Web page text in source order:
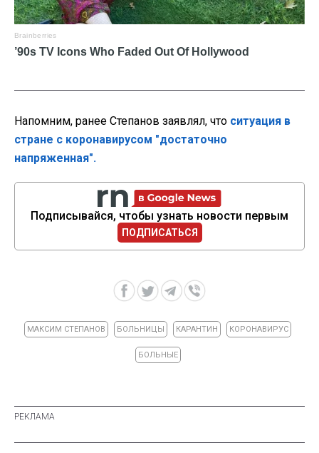
Напомним, ранее Степанов заявлял, что ситуация в
стране с коронавирусом "достаточно
напряженная".
Подписывайся, чтобы узнать новости первым
ПОДПИСАТЬСЯ
МАКСИМ СТЕПАНОВ БОЛЬНИЦЫ КАРАНТИН КОРОНАВИРУС
БОЛЬНЫЕ